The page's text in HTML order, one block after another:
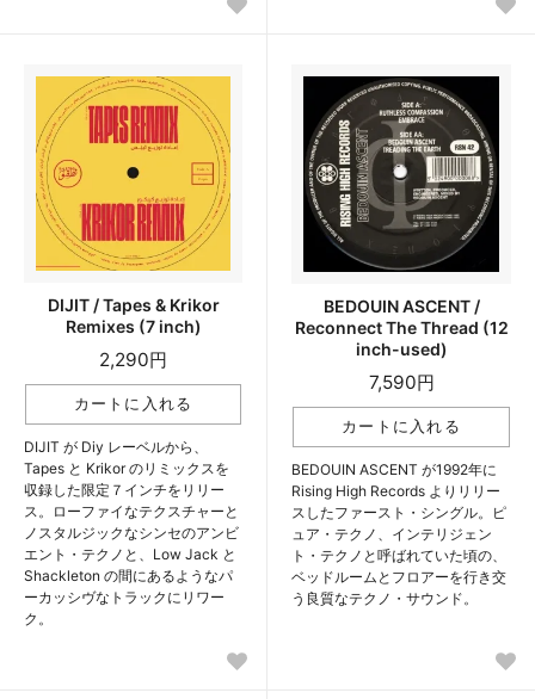
DIJIT / Tapes & Krikor
Remixes (7 inch)
2,290円
DIJIT が Diy レーベルから、
Tapes と Krikor のリミックスを
収録した限定７インチをリリー
ス。ローファイなテクスチャーと
ノスタルジックなシンセのアンビ
エント・テクノと、Low Jack と
Shackleton の間にあるようなパ
ーカッシヴなトラックにリワー
ク。
BEDOUIN ASCENT /
Reconnect The Thread (12
inch-used)
7,590円
BEDOUIN ASCENT が1992年に
Rising High Records よりリリー
スしたファースト・シングル。ピ
ュア・テクノ、インテリジェン
ト・テクノと呼ばれていた頃の、
ベッドルームとフロアーを行き交
う良質なテクノ・サウンド。